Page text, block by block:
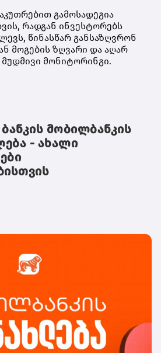
გამოსადეგია
რადგან ინვესტორებს
წინასწარ განსაზღვრონ
მოგების ზღვარი და აღარ
მონიტორინგი.
მობილბანკის
- ახალი